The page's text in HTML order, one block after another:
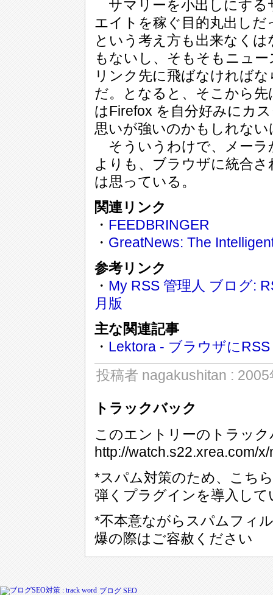
サマリーを小出しにする
エイトを稼ぐ目的丸出し
という考え方も出来なく
もないし、そもそもニュ
リンク先に飛ばなければ
だ。となると、そこから
はFirefox を自分好みにカ
思いが強いのかもしれない
そういうわけで、メーラ
よりも、ブラウザに統合
は思っている。
関連リンク
・ FEEDBRINGER
・ GreatNews: The
参考リンク
・ My RSS 管理人 ブログ:
月版
主な関連記事
・ Lektora - ブラウザに
投稿者 nagakushitan :
トラックバック
このエントリーのトラッ
http://watch.s22.xrea.com/
*スパム対策のため、こち
弾くプラグインを導入して
*不本意ながらスパムフィ
爆の際はご容赦ください
ブログ SEO